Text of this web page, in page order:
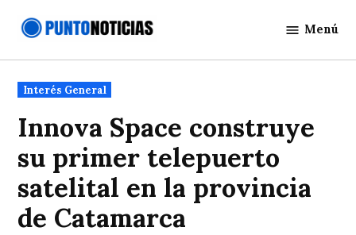
Noticias
Menú
Publicado
en
Interés General
Innova Space construye
su primer telepuerto
satelital en la provincia
de Catamarca